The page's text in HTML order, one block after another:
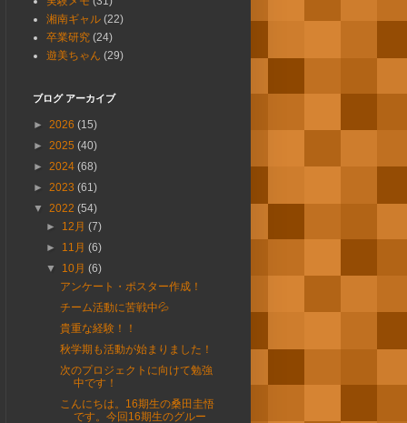
湘南ギャル (22)
卒業研究 (24)
遊美ちゃん (29)
ブログ アーカイブ
► 2026 (15)
► 2025 (40)
► 2024 (68)
► 2023 (61)
▼ 2022 (54)
► 12月(7)
► 11月(6)
▼ 10月(6)
アンケート・ポスター作成！
チーム活動に苦戦中💦
貴重な経験！！
秋学期も活動が始まりました！
次のプロジェクトに向けて勉強
中です！
こんにちは。16期生の桑田圭悟
です。今回16期生のグルー